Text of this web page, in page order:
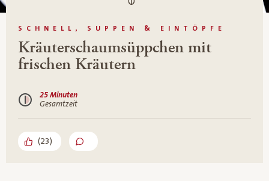
SCHNELL, SUPPEN & EINTÖPFE
Kräuterschaumsüppchen mit
frischen Kräutern
25 Minuten
Gesamtzeit
(23)